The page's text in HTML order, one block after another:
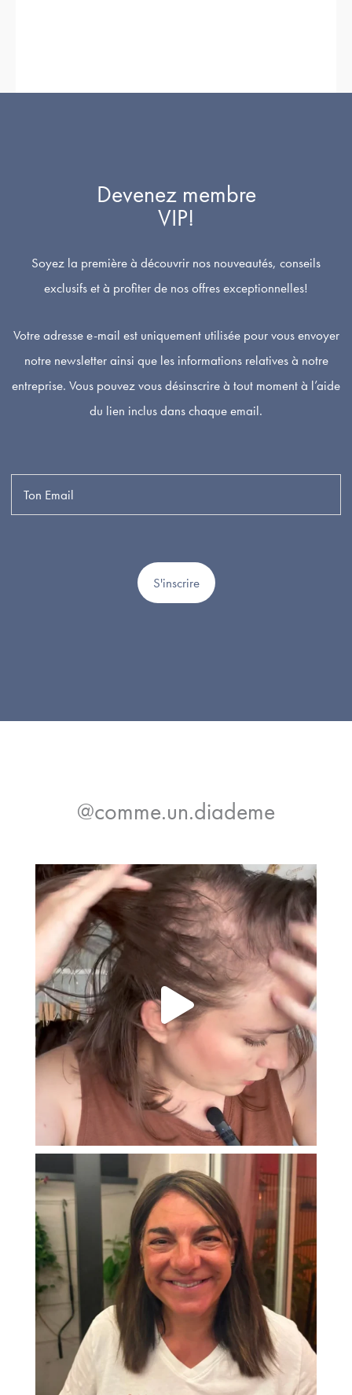
Devenez membre
VIP!
Soyez la première à découvrir nos nouveautés, conseils
exclusifs et à profiter de nos offres exceptionnelles!
Votre adresse e-mail est uniquement utilisée pour vous envoyer
notre newsletter ainsi que les informations relatives à notre
entreprise. Vous pouvez vous désinscrire à tout moment à l’aide
du lien inclus dans chaque email.
S'inscrire
@comme.un.diademe